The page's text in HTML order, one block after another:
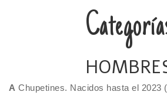
A Chupetines. Nacidos hasta el 2023